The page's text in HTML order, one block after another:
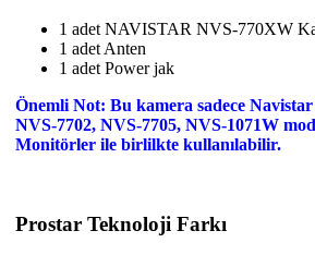
1 adet NAVISTAR NVS-770XW
1 adet Anten
1 adet Power jak
Önemli Not: Bu kamera sadece
NVS-7702, NVS-7705, NVS-1071W
Monitörler ile birlilkte kullanılabilir.
Prostar Teknoloji Farkı